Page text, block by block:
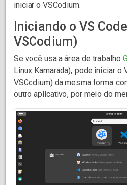
iniciar o VSCodium.
Iniciando o VS
VSCodium)
Se você usa a área de trabalho
Linux Kamarada), pode iniciar o
VSCodium) da mesma forma
outro aplicativo, por meio do